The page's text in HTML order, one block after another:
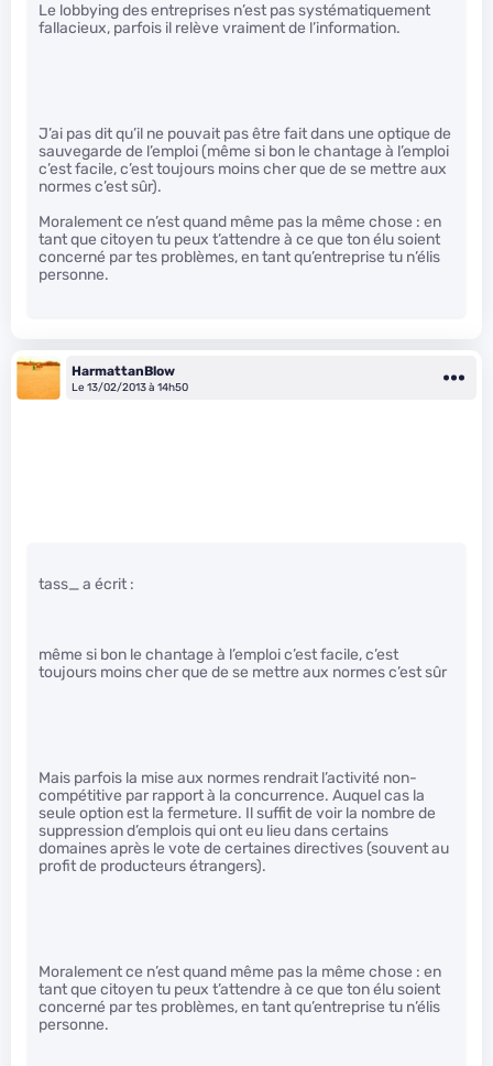
Le lobbying des entreprises n’est pas systématiquement
fallacieux, parfois il relève vraiment de l’information.
J’ai pas dit qu’il ne pouvait pas être fait dans une optique de
sauvegarde de l’emploi (même si bon le chantage à l’emploi
c’est facile, c’est toujours moins cher que de se mettre aux
normes c’est sûr).
Moralement ce n’est quand même pas la même chose : en
tant que citoyen tu peux t’attendre à ce que ton élu soient
concerné par tes problèmes, en tant qu’entreprise tu n’élis
personne.
HarmattanBlow
Le 13/02/2013 à 14h50
tass_ a écrit :
même si bon le chantage à l’emploi c’est facile, c’est
toujours moins cher que de se mettre aux normes c’est sûr
Mais parfois la mise aux normes rendrait l’activité non-
compétitive par rapport à la concurrence. Auquel cas la
seule option est la fermeture. Il suffit de voir la nombre de
suppression d’emplois qui ont eu lieu dans certains
domaines après le vote de certaines directives (souvent au
profit de producteurs étrangers).
Moralement ce n’est quand même pas la même chose : en
tant que citoyen tu peux t’attendre à ce que ton élu soient
concerné par tes problèmes, en tant qu’entreprise tu n’élis
personne.